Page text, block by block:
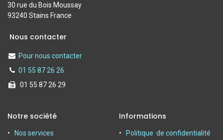
30 rue du Bois Moussay
93240 Stains France
Nous contacter
Pour nous contacter
01 55 87 26 26
01 55 87 26 29
Notre société
Nos services
Informations
Politique de confidentialité